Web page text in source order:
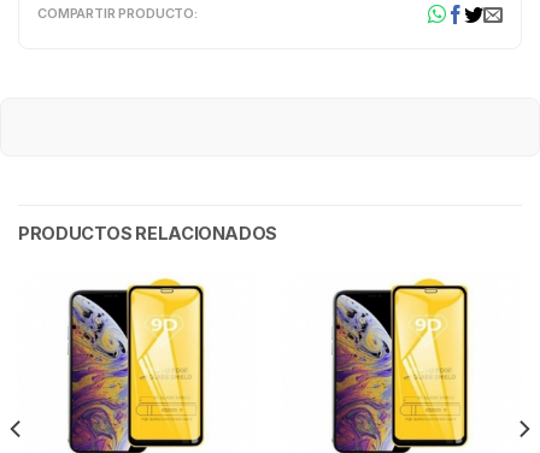
COMPARTIR PRODUCTO:
PRODUCTOS RELACIONADOS